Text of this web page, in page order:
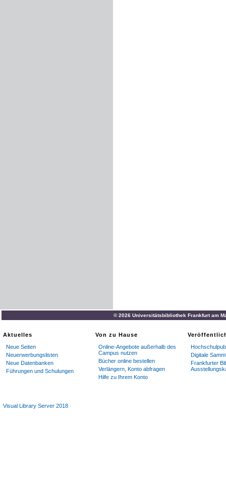
© 2026 Universitätsbibliothek Frankfurt am
Aktuelles
Neue Seiten
Neuerwerbungslisten
Neue Datenbanken
Führungen und Schulungen
Von zu Hause
Online-Angebote außerhalb des
Campus nutzen
Bücher online bestellen
Verlängern, Konto abfragen
Hilfe zu Ihrem Konto
Digitale
Frankfurter
Visual Library Server 2018